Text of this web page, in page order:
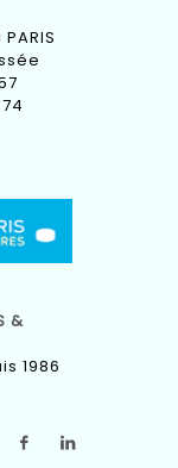
&
1986